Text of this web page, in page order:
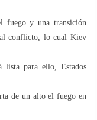
fuego y una transición
al conflicto, lo cual Kiev
lista para ello, Estados
de un alto el fuego en